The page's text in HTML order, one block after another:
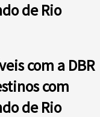
de Rio
com a DBR
com
de Rio